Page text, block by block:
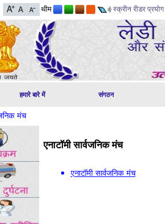
थीम स्क्रीन रीडर प्रयोग
हमारे बारे में संगठन
मंच
एनाटॉमी सार्वजनिक मंच
एनाटॉमी सार्वजनिक मंच